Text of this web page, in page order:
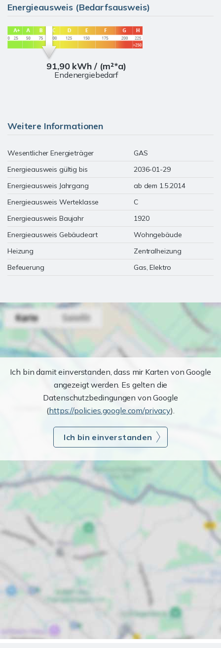
Energieausweis (Bedarfsausweis)
91,90 kWh / (m²*a)
Endenergiebedarf
Weitere Informationen
Wesentlicher Energieträger
GAS
Energieausweis gültig bis
2036-01-29
Energieausweis Jahrgang
ab dem 1.5.2014
Energieausweis Werteklasse
C
Energieausweis Baujahr
1920
Energieausweis Gebäudeart
Wohngebäude
Heizung
Zentralheizung
Befeuerung
Gas, Elektro
Ich bin damit einverstanden, dass mir Karten von Google
angezeigt werden. Es gelten die
Datenschutzbedingungen von Google
(https://policies.google.com/privacy).
Ich bin einverstanden